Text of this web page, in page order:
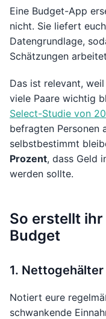
Eine Budget-App
nicht. Sie liefert
Datengrundlage,
Schätzungen
Das ist relevant,
viele Paare wichtig
Select-Studie von
befragten Personen
selbstbestimmt
Prozent, dass Geld
werden sollte.
So erstellt
Budget
1.
Notiert eure
schwankende